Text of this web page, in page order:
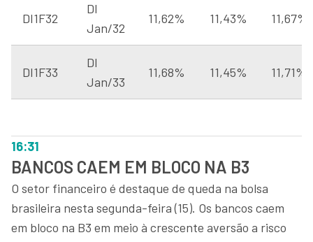
DI1F32
DI
Jan/32
11,62% 11,43% 11,67%
DI1F33
DI
Jan/33
11,68% 11,45% 11,71%
16:31
BANCOS CAEM EM BLOCO NA B3
O setor financeiro é destaque de queda na bolsa
brasileira nesta segunda-feira (15). Os bancos caem
em bloco na B3 em meio à crescente aversão a risco